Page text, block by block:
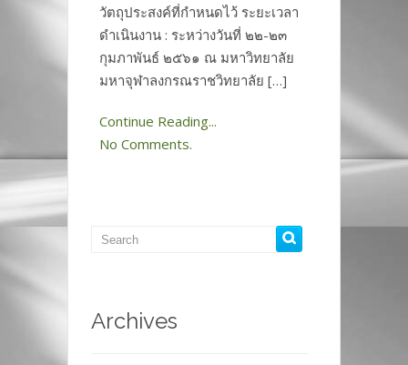
วัตถุประสงค์ที่กำหนดไว้ ระยะเวลา
ดำเนินงาน : ระหว่างวันที่ ๒๒-๒๓
กุมภาพันธ์ ๒๕๖๑ ณ มหาวิทยาลัย
มหาจุฬาลงกรณราชวิทยาลัย […]
Continue Reading...
No Comments.
Archives